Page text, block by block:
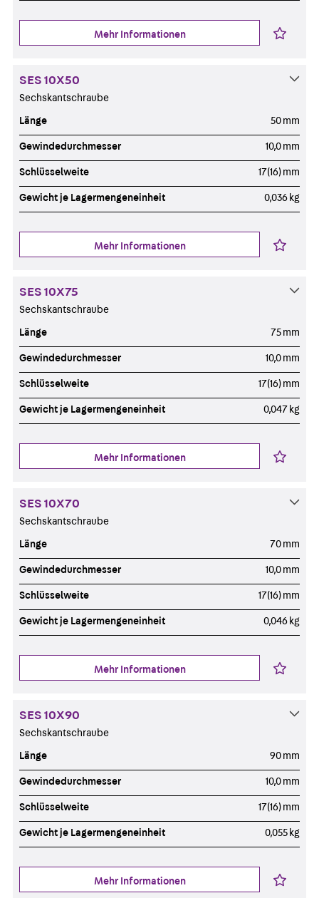
Mehr Informationen
SES 10X50
Sechskantschraube
Länge 50 mm
Gewindedurchmesser 10,0 mm
Schlüsselweite 17(16) mm
Gewicht je Lagermengeneinheit 0,036 kg
Mehr Informationen
SES 10X75
Sechskantschraube
Länge 75 mm
Gewindedurchmesser 10,0 mm
Schlüsselweite 17(16) mm
Gewicht je Lagermengeneinheit 0,047 kg
Mehr Informationen
SES 10X70
Sechskantschraube
Länge 70 mm
Gewindedurchmesser 10,0 mm
Schlüsselweite 17(16) mm
Gewicht je Lagermengeneinheit 0,046 kg
Mehr Informationen
SES 10X90
Sechskantschraube
Länge 90 mm
Gewindedurchmesser 10,0 mm
Schlüsselweite 17(16) mm
Gewicht je Lagermengeneinheit 0,055 kg
Mehr Informationen